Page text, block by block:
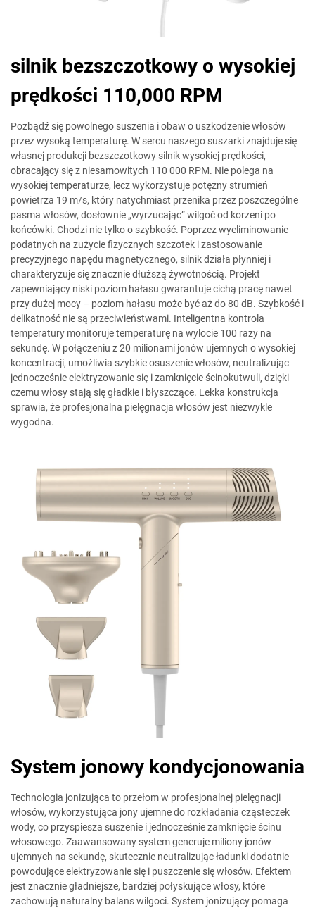
silnik bezszczotkowy o wysokiej
prędkości 110,000 RPM
Pozbądź się powolnego suszenia i obaw o uszkodzenie włosów
przez wysoką temperaturę. W sercu naszego suszarki znajduje się
własnej produkcji bezszczotkowy silnik wysokiej prędkości,
obracający się z niesamowitych 110 000 RPM. Nie polega na
wysokiej temperaturze, lecz wykorzystuje potężny strumień
powietrza 19 m/s, który natychmiast przenika przez poszczególne
pasma włosów, dosłownie „wyrzucając” wilgoć od korzeni po
końcówki. Chodzi nie tylko o szybkość. Poprzez wyeliminowanie
podatnych na zużycie fizycznych szczotek i zastosowanie
precyzyjnego napędu magnetycznego, silnik działa płynniej i
charakteryzuje się znacznie dłuższą żywotnością. Projekt
zapewniający niski poziom hałasu gwarantuje cichą pracę nawet
przy dużej mocy – poziom hałasu może być aż do 80 dB. Szybkość i
delikatność nie są przeciwieństwami. Inteligentna kontrola
temperatury monitoruje temperaturę na wylocie 100 razy na
sekundę. W połączeniu z 20 milionami jonów ujemnych o wysokiej
koncentracji, umożliwia szybkie osuszenie włosów, neutralizując
jednocześnie elektryzowanie się i zamknięcie ścinokutwuli, dzięki
czemu włosy stają się gładkie i błyszczące. Lekka konstrukcja
sprawia, że profesjonalna pielęgnacja włosów jest niezwykle
wygodna.
System jonowy kondycjonowania
Technologia jonizująca to przełom w profesjonalnej pielęgnacji
włosów, wykorzystująca jony ujemne do rozkładania cząsteczek
wody, co przyspiesza suszenie i jednocześnie zamknięcie ścinu
włosowego. Zaawansowany system generuje miliony jonów
ujemnych na sekundę, skutecznie neutralizując ładunki dodatnie
powodujące elektryzowanie się i puszczenie się włosów. Efektem
jest znacznie gładniejsze, bardziej połyskujące włosy, które
zachowują naturalny balans wilgoci. System jonizujący pomaga